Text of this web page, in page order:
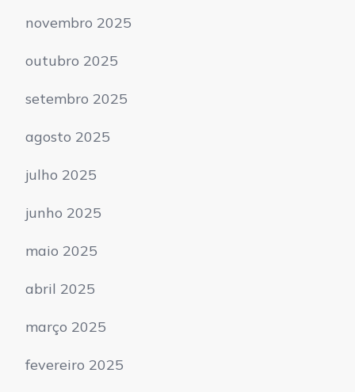
novembro 2025
outubro 2025
setembro 2025
agosto 2025
julho 2025
junho 2025
maio 2025
abril 2025
março 2025
fevereiro 2025